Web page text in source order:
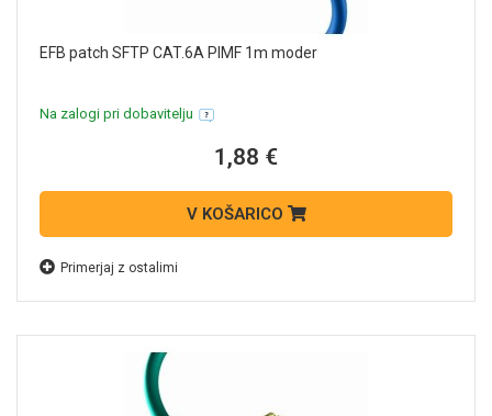
EFB patch SFTP CAT.6A PIMF 1m moder
Na zalogi pri dobavitelju
1,88 €
V KOŠARICO
Primerjaj z ostalimi